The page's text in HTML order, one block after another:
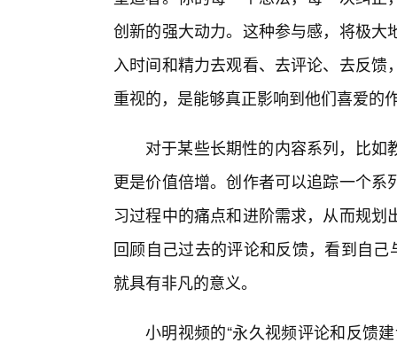
创新的强大动力。这种参与感，将极
入时间和精力去观看、去评论、去反
重视的，是能够真正影响到他们喜爱的
对于某些长期性的内容系列，比
更是价值倍增。创作者可以追踪一个
习过程中的痛点和进阶需求，从而规
回顾自己过去的评论和反馈，看到自
就具有非凡的意义。
小明视频的“永久视频评论和反馈